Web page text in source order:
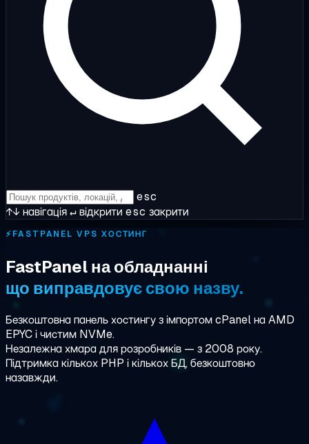
esc
↑↓ навігація↵відкрити esc закрити
⚡FASTPANEL VPS ХОСТИНГ
FastPanel на обладнанні
що виправдовує свою назву.
Безкоштовна панель хостингу з імпортом cPanel на AMD
EPYC і чистим NVMe.
Незалежна хмара для розробників — з 2008 року.
Підтримка кількох PHP і кількох БД, безкоштовно
назавжди.